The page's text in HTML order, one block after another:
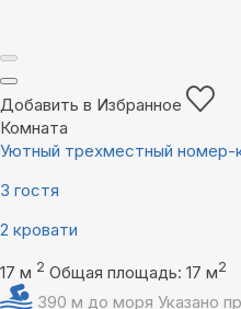
Добавить в Избранное
Комната
Уютный трехместный
3 гостя
2 кровати
17 м 2 Общая площадь: 17 м2
390 м до моря Указано